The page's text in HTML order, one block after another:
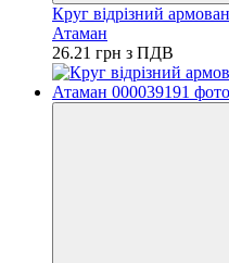
Круг відрізний
Атаман
26.21 грн з ПДВ